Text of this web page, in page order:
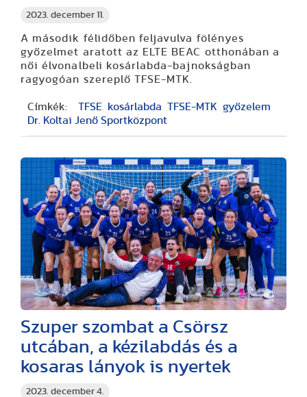
2023. december 11.
A második félidőben feljavulva fölényes
győzelmet aratott az ELTE BEAC otthonában a
női élvonalbeli kosárlabda-bajnokságban
ragyogóan szereplő TFSE-MTK.
Címkék: TFSE kosárlabda TFSE-MTK győzelem
Dr. Koltai Jenő Sportközpont
2023. december 4.
Szuper szombat a Csörsz
utcában, a kézilabdás és a
kosaras lányok is nyertek